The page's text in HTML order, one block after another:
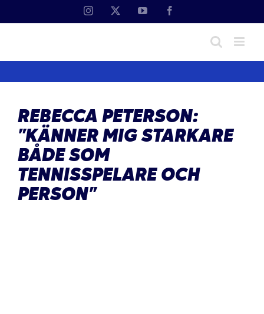
Instagram YouTube
REBECCA PETERSON:
”KÄNNER MIG STARKARE
BÅDE SOM
TENNISSPELARE OCH
PERSON”